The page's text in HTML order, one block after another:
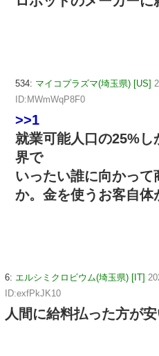
534: マイコプラズマ(埼玉県) [US]
ID:MWmWqP8F0
>>1
就業可能人口の25%
界で
いったい誰に向かっ
か。金を使うお客自体
6: エルシミクロビウム(埼玉県) [IT]
ID:exfPkJK10
人間に給料払った方が